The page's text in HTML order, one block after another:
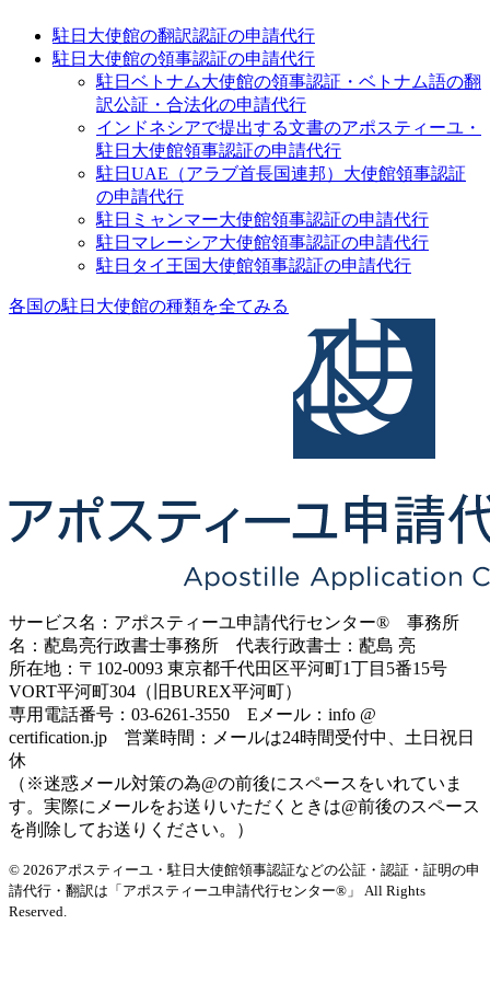
駐日大使館の翻訳認証の申請代行
駐日大使館の領事認証の申請代行
駐日ベトナム大使館の領事認証・ベトナム語の翻
訳公証・合法化の申請代行
インドネシアで提出する文書のアポスティーユ・
駐日大使館領事認証の申請代行
駐日UAE（アラブ首長国連邦）大使館領事認証
の申請代行
駐日ミャンマー大使館領事認証の申請代行
駐日マレーシア大使館領事認証の申請代行
駐日タイ王国大使館領事認証の申請代行
各国の駐日大使館の種類を全てみる
サービス名：アポスティーユ申請代行センター® 事務所
名：蓜島亮行政書士事務所 代表行政書士：蓜島 亮
所在地：〒102-0093 東京都千代田区平河町1丁目5番15号
VORT平河町304（旧BUREX平河町）
専用電話番号：03-6261-3550 Eメール：info @
certification.jp 営業時間：メールは24時間受付中、土日祝日
休
（※迷惑メール対策の為@の前後にスペースをいれていま
す。実際にメールをお送りいただくときは@前後のスペース
を削除してお送りください。）
© 2026アポスティーユ・駐日大使館領事認証などの公証・認証・証明の申
請代行・翻訳は「アポスティーユ申請代行センター®」 All Rights
Reserved.